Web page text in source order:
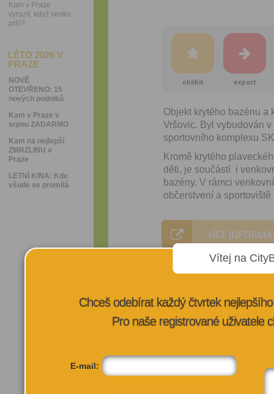
Kam v Praze
vyrazit, když venku
prší?
LÉTO 2026 V
PRAZE
NOVĚ
OTEVŘENO: 15
nových podniků
Kam v Praze v
srpnu ZADARMO
Kam na nejlepší
ZMRZLINU v
Praze
LETNÍ KINA: Kde
všude se promítá
oblíbit export
Objekt krytého bazénu a
Vršovic. Byl vybudován
sportovního komplexu
Kromě krytého
děti, je součástí i
bazény. V rámci
občerstvení a
VÍCE
Vítej na
Chceš odebírat každý čtvrtek
Pro naše registrované uživatele
E-mail: